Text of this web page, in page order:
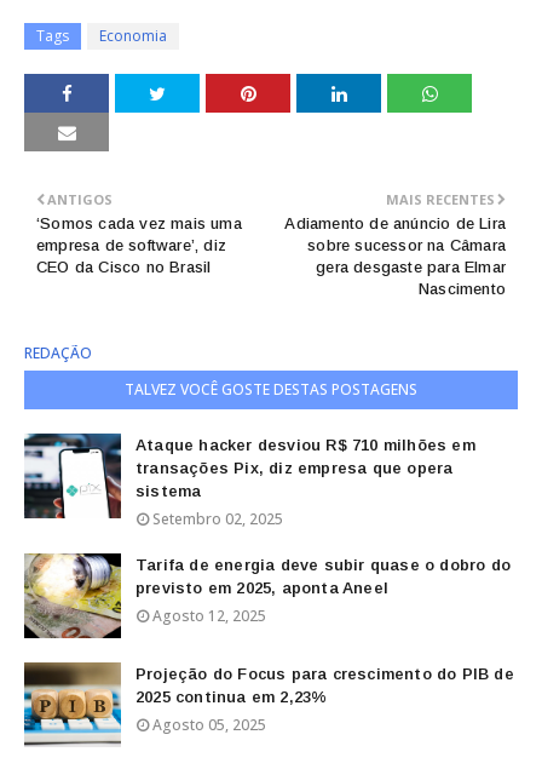
Tags Economia
MAIS RECENTES
Adiamento de anúncio de Lira
sobre sucessor na Câmara
gera desgaste para Elmar
Nascimento
ANTIGOS
‘Somos cada vez mais uma
empresa de software’, diz
CEO da Cisco no Brasil
REDAÇÃO
TALVEZ VOCÊ GOSTE DESTAS POSTAGENS
Ataque hacker desviou R$ 710 milhões em
transações Pix, diz empresa que opera
sistema
Setembro 02, 2025
Tarifa de energia deve subir quase o dobro do
previsto em 2025, aponta Aneel
Agosto 12, 2025
Projeção do Focus para crescimento do PIB de
2025 continua em 2,23%
Agosto 05, 2025